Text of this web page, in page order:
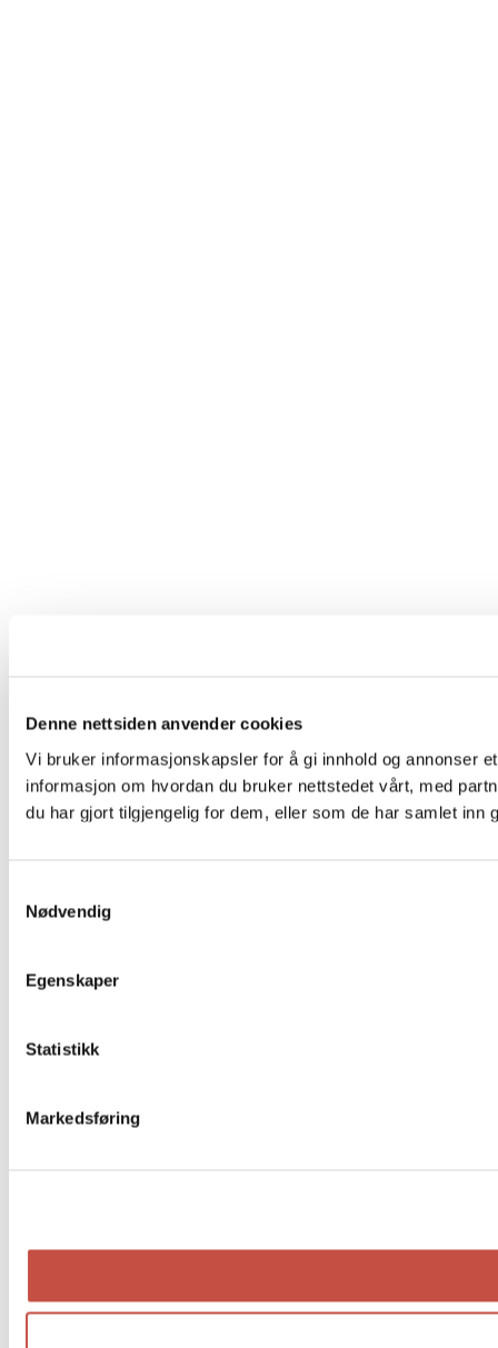
Denne nettsiden anvender cookies
Vi bruker informasjonskapsler for å gi innhold og annonser
informasjon om hvordan du bruker nettstedet vårt, med
du har gjort tilgjengelig for dem, eller som de har samlet
Nødvendig
Egenskaper
Statistikk
Markedsføring